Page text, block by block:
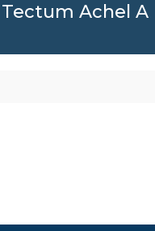
Tectum Achel A